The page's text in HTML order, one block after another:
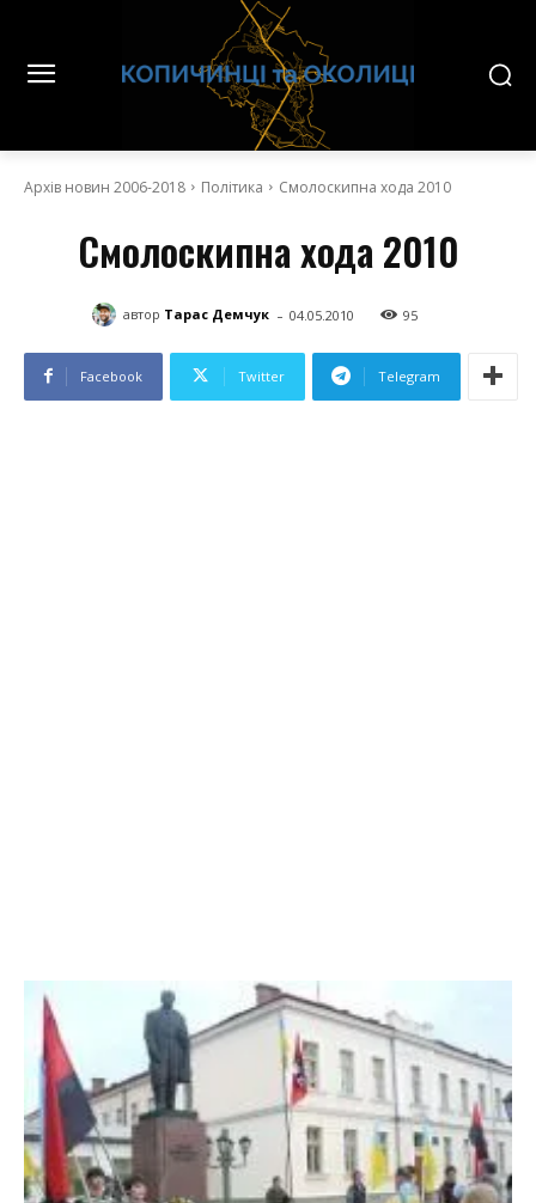
Архів новин 2006-2018 Політика Смолоскипна хода 2010
Смолоскипна хода 2010
автор Тарас Демчук - 04.05.2010 95
Facebook Twitter Telegram